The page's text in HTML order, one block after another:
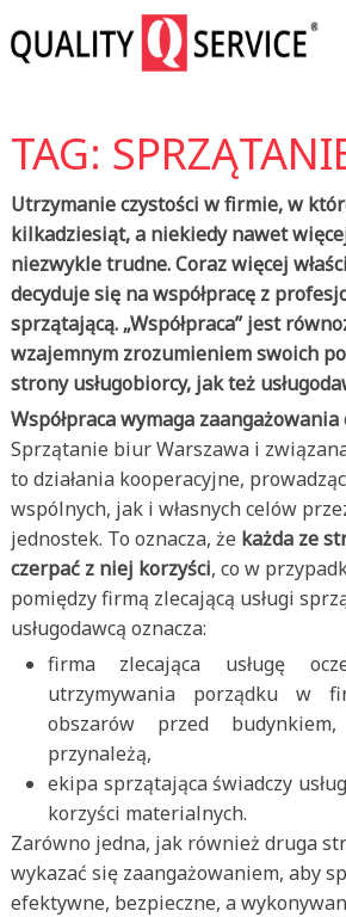
TAG:
Utrzymanie czystości w firmie, w
kilkadziesiąt, a niekiedy nawet
niezwykle trudne. Coraz więcej
decyduje się na współpracę z
sprzątającą. „Współpraca” jest
wzajemnym zrozumieniem swoich
strony usługobiorcy, jak też
Współpraca wymaga
Sprzątanie biur Warszawa i
to działania kooperacyjne,
wspólnych, jak i własnych celów
jednostek. To oznacza, że każda ze
czerpać z niej korzyści, co w
pomiędzy firmą zlecającą usługi
usługodawcą oznacza:
firma zlecająca usługę
utrzymywania porządku w
obszarów przed
przynależą,
ekipa sprzątająca świadczy
korzyści materialnych.
Zarówno jedna, jak również druga
wykazać się zaangażowaniem, aby
efektywne, bezpieczne, a